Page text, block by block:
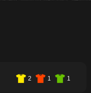
2 1 1